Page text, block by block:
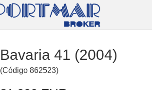
Bavaria 41 (2004)
(Código 862523)